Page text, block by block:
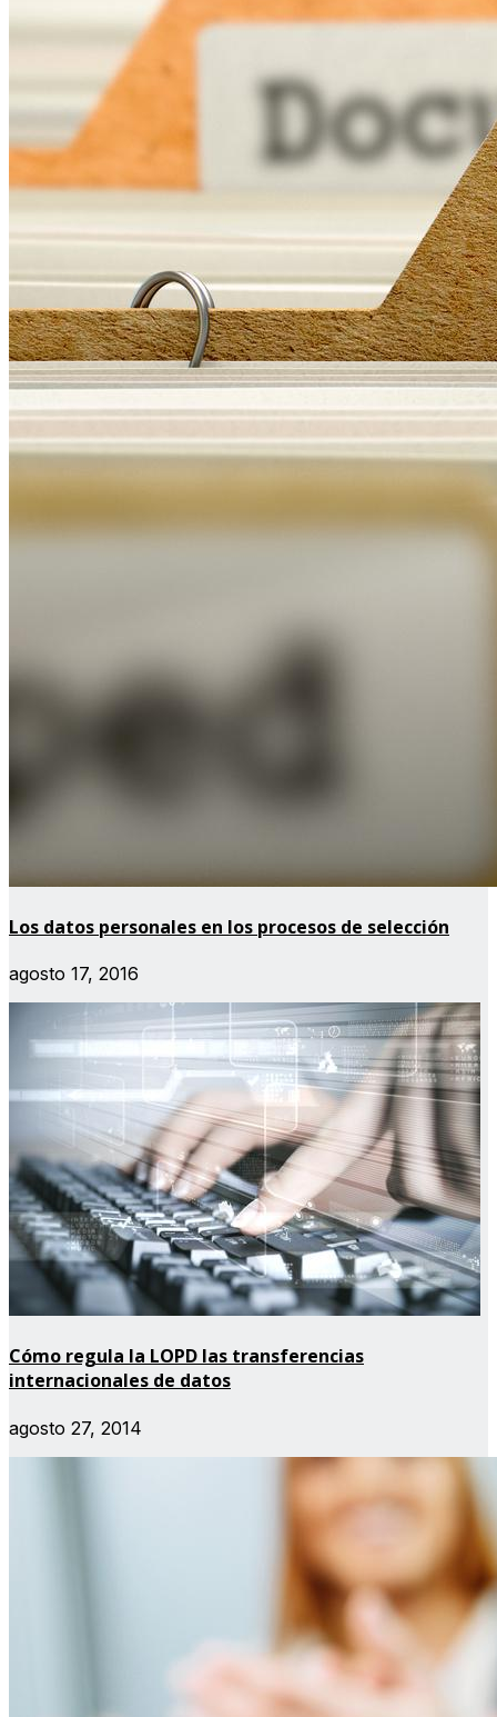
Los datos personales en los procesos de selección
agosto 17, 2016
Cómo regula la LOPD las transferencias
internacionales de datos
agosto 27, 2014